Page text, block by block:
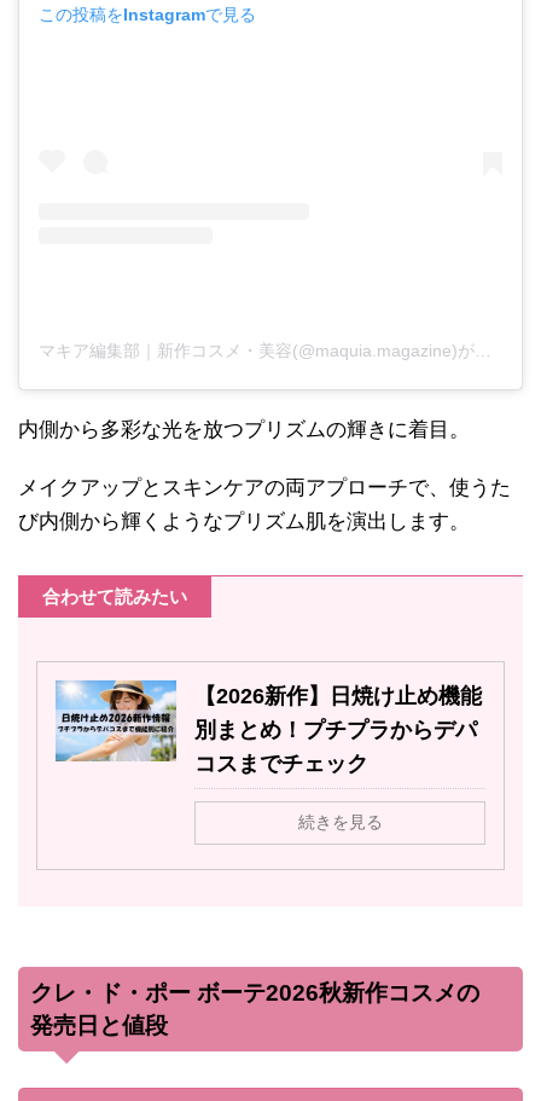
この投稿をInstagramで見る
マキア編集部｜新作コスメ・美容(@maquia.magazine)がシェアした投稿
内側から多彩な光を放つプリズムの輝きに着目。
メイクアップとスキンケアの両アプローチで、使うた
び内側から輝くようなプリズム肌を演出します。
合わせて読みたい
【2026新作】日焼け止め機能
別まとめ！プチプラからデパ
コスまでチェック
続きを見る
クレ・ド・ポー ボーテ2026秋新作コスメの
発売日と値段